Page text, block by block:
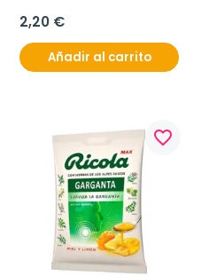
2,20 €
Añadir al carrito
favorite_border